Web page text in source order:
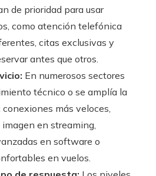
de prioridad para usar
como atención telefónica
citas exclusivas y
antes que otros.
En numerosos sectores
técnico o se amplía la
más veloces,
imagen en streaming,
en software o
en vuelos.